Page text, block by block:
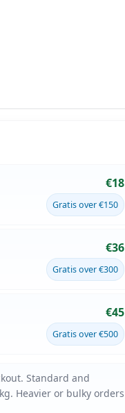
€18
Gratis over €150
€36
Gratis over €300
€45
Gratis over €500